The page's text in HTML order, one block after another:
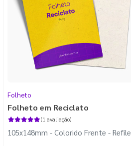
Folheto
Folheto em Reciclato
(1 avaliação)
105x148mm - Colorido Frente - Refile